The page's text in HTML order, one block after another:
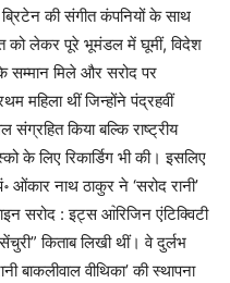
ब्रिटेन की संगीत कंपनियों के साथ
को लेकर पूरे भूमंडल में घूमीं, विदेश
सम्मान मिले और सरोद पर
महिला थीं जिन्होंने पंद्रहवीं
संग्रहित किया बल्कि राष्ट्रीय
के लिए रिकार्डिग भी की। इसलिए
नाथ ठाकुर ने ‘सरोद रानी’
सरोद : इट्स आ॓रिजिन एंटिक्विटी
किताब लिखी थीं। वे दुर्लभ
बाकलीवाल वीथिका’ की स्थापना